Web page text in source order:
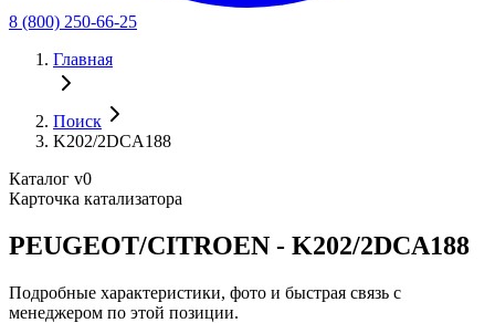
8 (800) 250-66-25
Главная
Поиск
K202/2DCA188
Каталог v0
Карточка катализатора
PEUGEOT/CITROEN - K202/2DCA188
Подробные характеристики, фото и быстрая связь с
менеджером по этой позиции.